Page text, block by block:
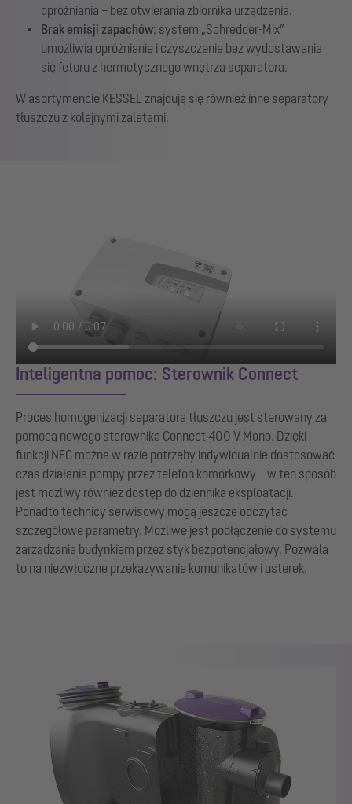
opróżniania – bez otwierania zbiornika urządzenia.
Brak emisji zapachów: system „Schredder-Mix”
umożliwia opróżnianie i czyszczenie bez wydostawania
się fetoru z hermetycznego wnętrza separatora.
W asortymencie KESSEL znajdują się również inne separatory
tłuszczu z kolejnymi zaletami.
Inteligentna pomoc: Sterownik Connect
Proces homogenizacji separatora tłuszczu jest sterowany za
pomocą nowego sterownika Connect 400 V Mono. Dzięki
funkcji NFC można w razie potrzeby indywidualnie dostosować
czas działania pompy przez telefon komórkowy – w ten sposób
jest możliwy również dostęp do dziennika eksploatacji.
Ponadto technicy serwisowy mogą jeszcze odczytać
szczegółowe parametry. Możliwe jest podłączenie do systemu
zarządzania budynkiem przez styk bezpotencjałowy. Pozwala
to na niezwłoczne przekazywanie komunikatów i usterek.